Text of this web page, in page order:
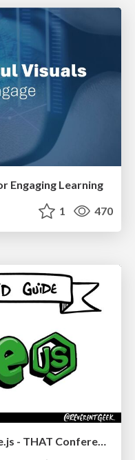
Engaging Learning
1 470
The Illustrated Guide to Node.js - THAT Conference 2024